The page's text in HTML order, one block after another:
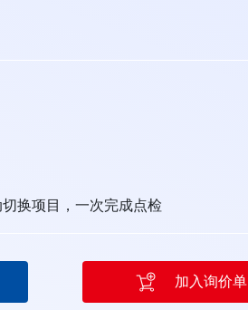
换项目，一次完成点检
加入询价单